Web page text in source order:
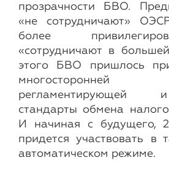
прозрачности БВО.
«не сотрудничают»
более
«сотрудничают в
этого БВО пришлось
многосторонней
регламентирующей
стандарты обмена
И начиная с будущего,
придется участвовать в
автоматическом режиме.